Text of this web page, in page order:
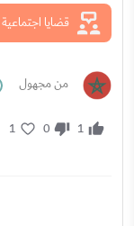
قضايا اجتماعية
من مجهول
1
0
1